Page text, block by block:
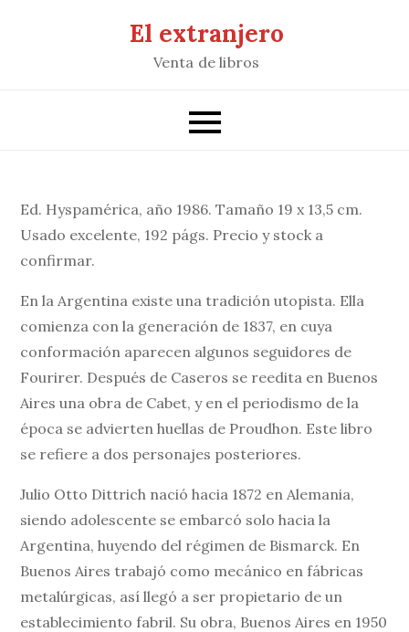
El extranjero
Venta de libros
Ed. Hyspamérica, año 1986. Tamaño 19 x 13,5 cm.
Usado excelente, 192 págs. Precio y stock a
confirmar.
En la Argentina existe una tradición utopista. Ella
comienza con la generación de 1837, en cuya
conformación aparecen algunos seguidores de
Fourirer. Después de Caseros se reedita en Buenos
Aires una obra de Cabet, y en el periodismo de la
época se advierten huellas de Proudhon. Este libro
se refiere a dos personajes posteriores.
Julio Otto Dittrich nació hacia 1872 en Alemania,
siendo adolescente se embarcó solo hacia la
Argentina, huyendo del régimen de Bismarck. En
Buenos Aires trabajó como mecánico en fábricas
metalúrgicas, así llegó a ser propietario de un
establecimiento fabril. Su obra, Buenos Aires en 1950